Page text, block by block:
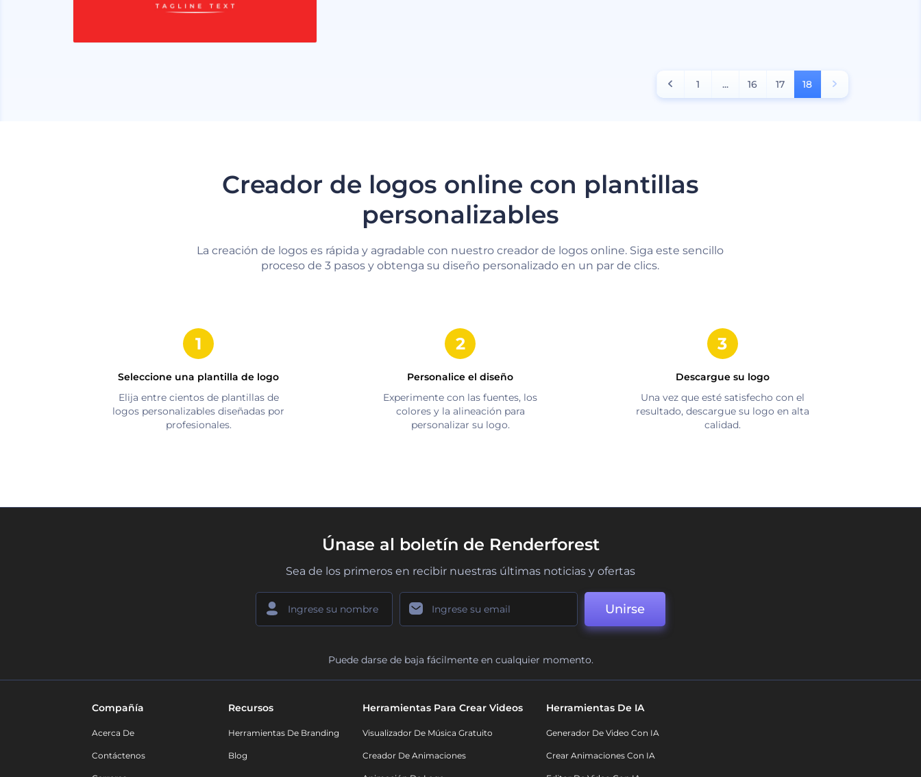
1 ... 16 17 18
Creador de logos online con plantillas
personalizables
La creación de logos es rápida y agradable con nuestro creador de logos online. Siga este sencillo
proceso de 3 pasos y obtenga su diseño personalizado en un par de clics.
Seleccione una plantilla de logo
Elija entre cientos de plantillas de
logos personalizables diseñadas por
profesionales.
Personalice el diseño
Experimente con las fuentes, los
colores y la alineación para
personalizar su logo.
Descargue su logo
Una vez que esté satisfecho con el
resultado, descargue su logo en alta
calidad.
Únase al boletín de Renderforest
Sea de los primeros en recibir nuestras últimas noticias y ofertas
Unirse
Puede darse de baja fácilmente en cualquier momento.
Compañía
Acerca De
Contáctenos
Recursos
Herramientas De Branding
Blog
Herramientas Para Crear Videos
Visualizador De Música Gratuito
Creador De Animaciones
Herramientas De IA
Generador De Video Con IA
Crear Animaciones Con IA